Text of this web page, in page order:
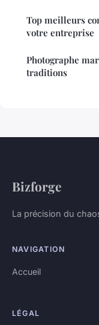
Top meilleurs
votre entreprise
Photographe
traditions
Bizforge
La précision du
NAVIGATION
Accueil
LÉGAL